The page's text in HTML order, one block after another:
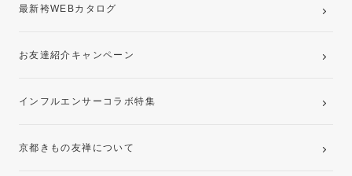
最新袴WEBカタログ
お友達紹介キャンペーン
インフルエンサーコラボ特集
京都きもの友禅について